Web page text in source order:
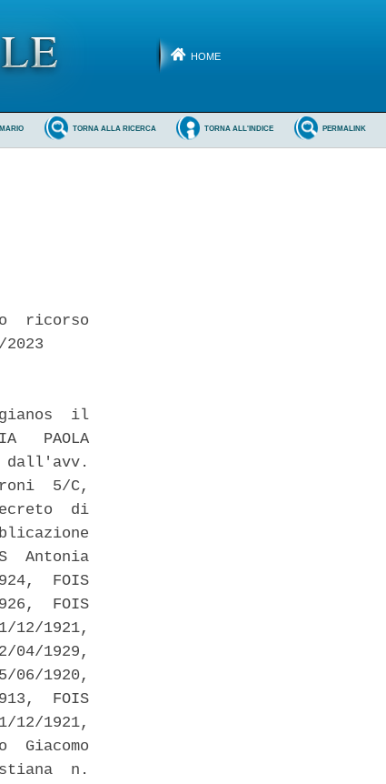
HOME
PERMALINK
TORNA ALL'INDICE
TORNA ALLA RICERCA
ricorso
2023
il
PAOLA
dall'avv.
5/C,
di
Antonia
FOIS
FOIS
12/1921,
04/1929,
06/1920,
FOIS
12/1921,
Giacomo
n.